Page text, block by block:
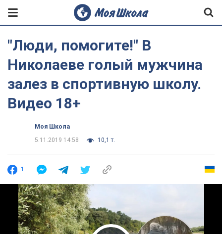
"Люди, помогите!" В
Николаеве голый мужчина
залез в спортивную школу.
Видео 18+
Моя Школа
5.11.2019 14:58
10,1 т.
1